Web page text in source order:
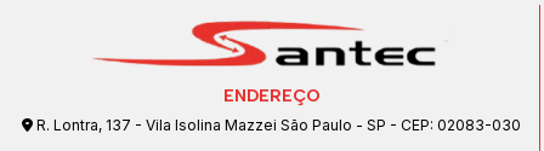
ENDEREÇO
R. Lontra, 137 - Vila Isolina Mazzei São Paulo - SP - CEP: 02083-030